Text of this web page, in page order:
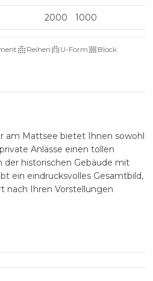
2000 1000
Reihen U-Form
Block
am Mattsee bietet Ihnen sowohl
Anlässe einen tollen
der historischen Gebäude mit
ein eindrucksvolles Gesamtbild,
nach Ihren Vorstellungen
somit die besten
Workshops, Seminare und